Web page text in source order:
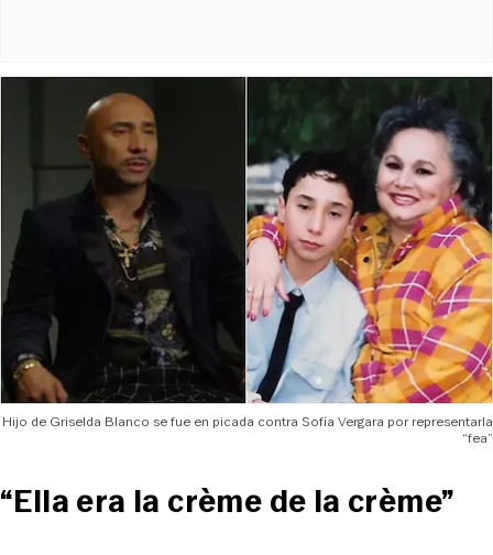
Hijo de Griselda Blanco se fue en picada contra Sofía Vergara por representarla
“fea”
“Ella era la crème de la crème”